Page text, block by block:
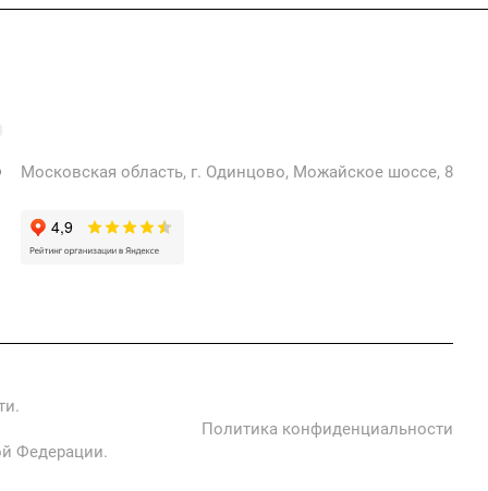
Московская область, г. Одинцово, Можайское шоссе, 8
Федерации.
Политика конфиденциальности